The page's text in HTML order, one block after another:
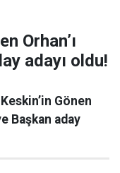
Orhan’ı
adayı oldu!
Gönen
Başkan aday